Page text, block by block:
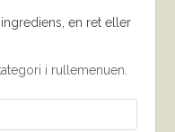
en ret eller
i rullemenuen.